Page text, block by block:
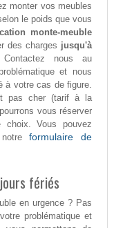
monter vos meubles
le poids que vous
monte-meuble
des charges jusqu'à
Contactez nous au
et nous
à votre cas de figure.
pas cher (tarif à la
vous réserver
Vous pouvez
notreformulaire de
fériés
en urgence ? Pas
problématique et